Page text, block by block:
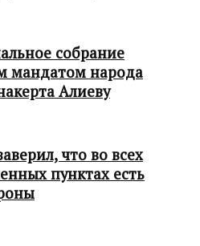
собрание
мандатом народа
Алиеву
что во всех
пунктах есть